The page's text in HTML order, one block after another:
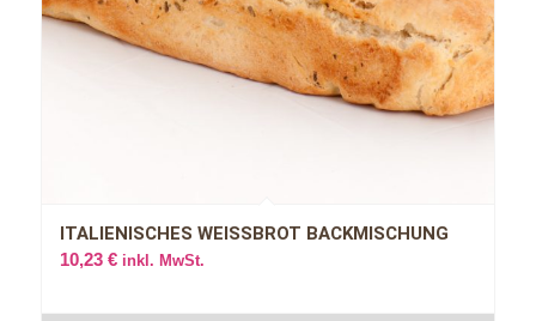
ITALIENISCHES WEISSBROT BACKMISCHUNG
10,23 € inkl. MwSt.